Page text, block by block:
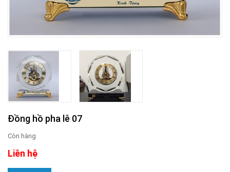
Đồng hồ pha lê 07
Còn hàng
Liên hệ